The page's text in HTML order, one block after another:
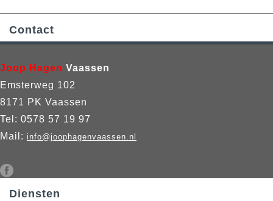
Contact
Joop Hagen Vaassen
Emsterweg 102
8171 PK Vaassen
Tel: 0578 57 19 97
Mail: info@joophagenvaassen.nl
Diensten